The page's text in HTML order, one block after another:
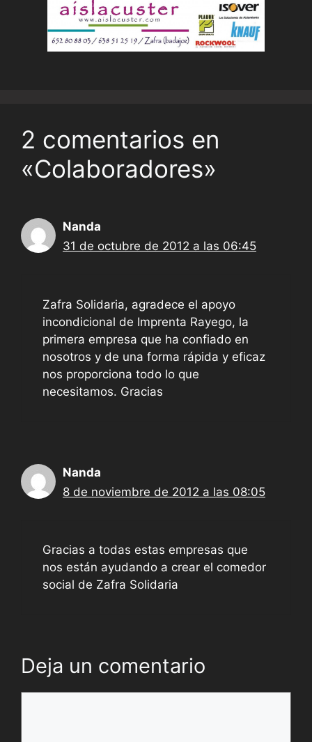
2 comentarios en
«Colaboradores»
Nanda
31 de octubre de 2012 a las 06:45
Zafra Solidaria, agradece el apoyo
incondicional de Imprenta Rayego, la
primera empresa que ha confiado en
nosotros y de una forma rápida y eficaz
nos proporciona todo lo que
necesitamos. Gracias
Nanda
8 de noviembre de 2012 a las 08:05
Gracias a todas estas empresas que
nos están ayudando a crear el comedor
social de Zafra Solidaria
Deja un comentario